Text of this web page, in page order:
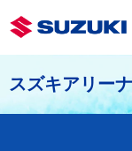
スズキアリー